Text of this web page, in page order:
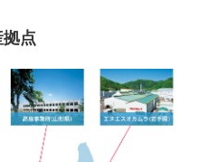
点